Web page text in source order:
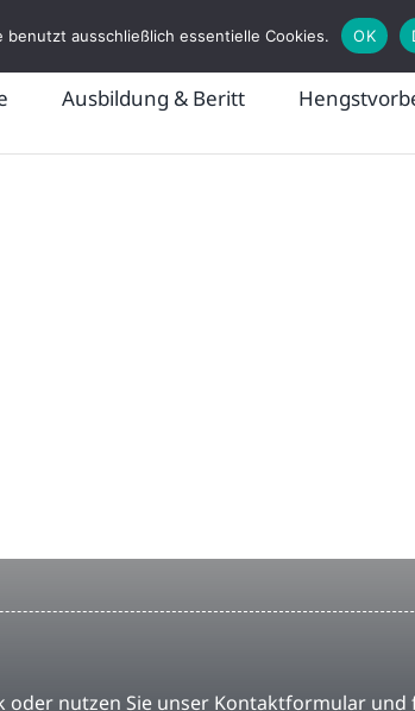
Ausbildung & Beritt
oder nutzen Sie unser Kontaktformular und
benutzt ausschließlich essentielle Cookies. OK